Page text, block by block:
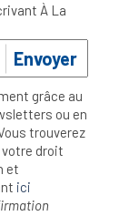
À La
Envoyer
grâce au
ou en
trouverez
droit
et
ici